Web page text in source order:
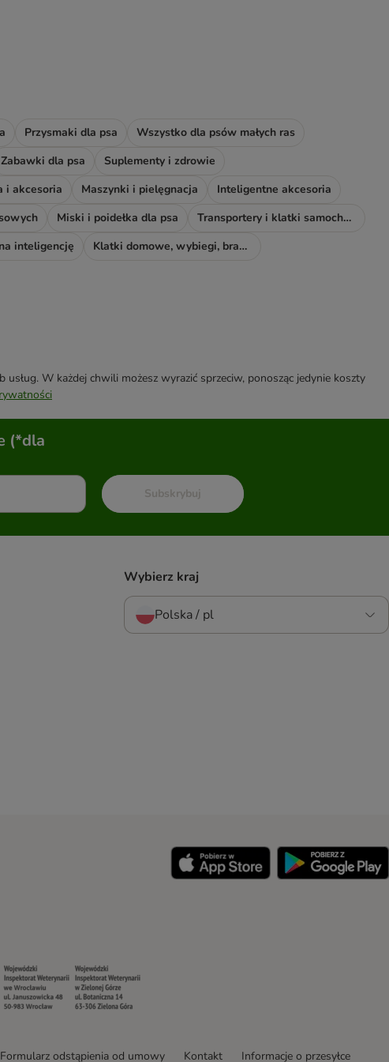
Przysmaki dla psa
Wszystko dla psów małych ras
Zabawki dla psa
Suplementy i zdrowie
i akcesoria Maszynki i pielęgnacja
Inteligentne akcesoria
Miski i poidełka dla psa
Transportery i klatki samochodowe
inteligencję
Klatki domowe, wybiegi, bramki i rampy
W każdej chwili możesz wyrazić sprzeciw, ponosząc jedynie koszty
(*dla
Subskrybuj
Wybierz kraj
Polska / pl
Security Security
Formularz odstąpienia od umowy Kontakt Informacje o przesyłce